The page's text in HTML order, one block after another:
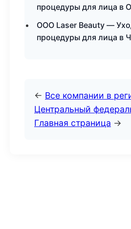
процедуры для лица в
ООО Laser Beauty —
процедуры для лица в
← Все компании в
Центральный
Главная страница →